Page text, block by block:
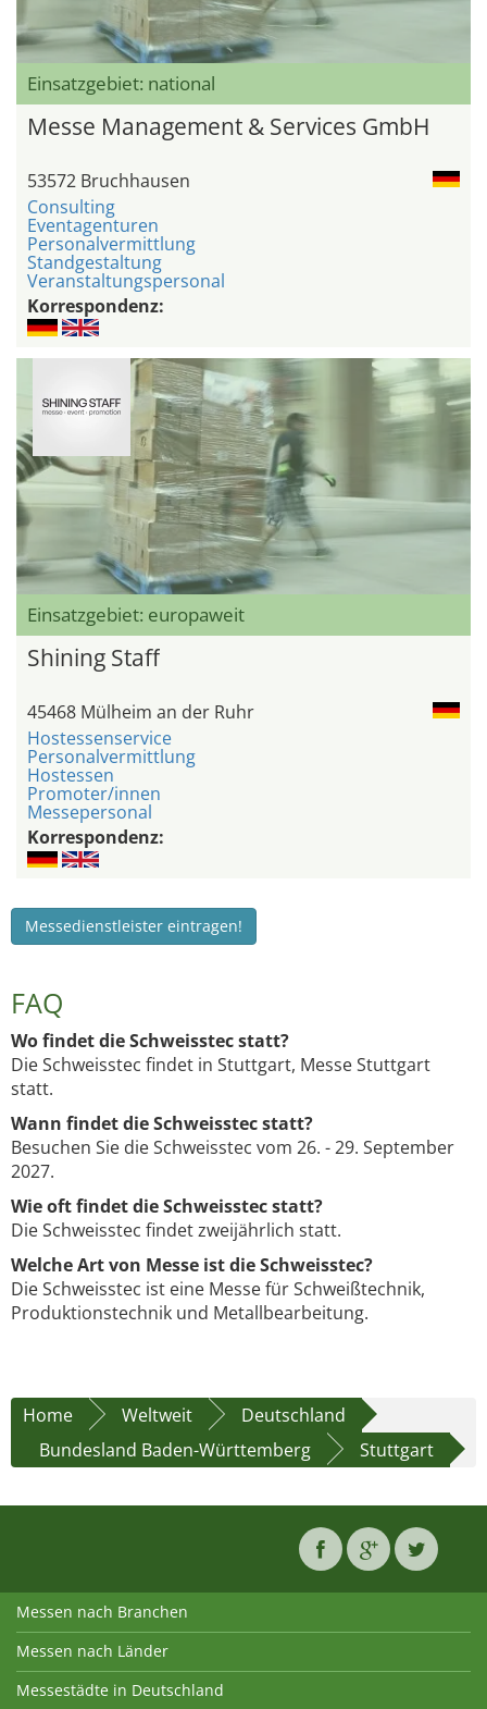
Einsatzgebiet: national
Messe Management & Services GmbH
53572 Bruchhausen
Consulting
Eventagenturen
Personalvermittlung
Standgestaltung
Veranstaltungspersonal
Korrespondenz:
Einsatzgebiet: europaweit
Shining Staff
45468 Mülheim an der Ruhr
Hostessenservice
Personalvermittlung
Hostessen
Promoter/innen
Messepersonal
Korrespondenz:
Messedienstleister eintragen!
FAQ
Wo findet die Schweisstec statt?
Die Schweisstec findet in Stuttgart, Messe Stuttgart
statt.
Wann findet die Schweisstec statt?
Besuchen Sie die Schweisstec vom 26. - 29. September
2027.
Wie oft findet die Schweisstec statt?
Die Schweisstec findet zweijährlich statt.
Welche Art von Messe ist die Schweisstec?
Die Schweisstec ist eine Messe für Schweißtechnik,
Produktionstechnik und Metallbearbeitung.
Home Weltweit
Deutschland
Bundesland Baden-Württemberg
Stuttgart
Messen nach Branchen
Messen nach Länder
Messestädte in Deutschland